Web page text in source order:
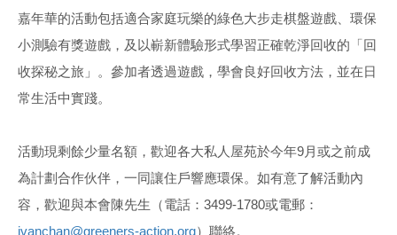
嘉年華的活動包括適合家庭玩樂的綠色大步走棋盤遊戲、環保
小測驗有獎遊戲，及以嶄新體驗形式學習正確乾淨回收的「回
收探秘之旅」。參加者透過遊戲，學會良好回收方法，並在日
常生活中實踐。
活動現剩餘少量名額，歡迎各大私人屋苑於今年9月或之前成
為計劃合作伙伴，一同讓住戶響應環保。如有意了解活動內
容，歡迎與本會陳先生（電話：3499-1780或電郵：
ivanchan@greeners-action.org）聯絡。